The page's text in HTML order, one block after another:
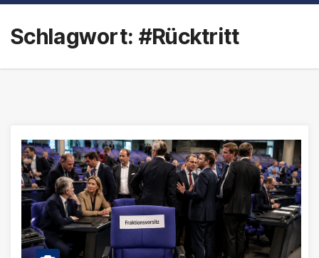
Schlagwort: #Rücktritt